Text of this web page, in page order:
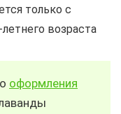
только с
возраста
оформления